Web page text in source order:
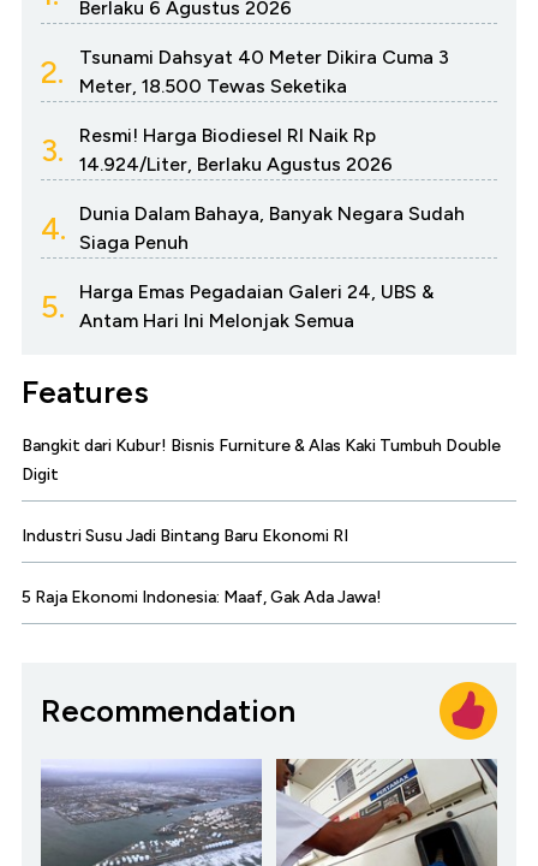
Berlaku 6 Agustus 2026
2.
Tsunami Dahsyat 40 Meter Dikira Cuma 3
Meter, 18.500 Tewas Seketika
3.
Resmi! Harga Biodiesel RI Naik Rp
14.924/Liter, Berlaku Agustus 2026
4.
Dunia Dalam Bahaya, Banyak Negara Sudah
Siaga Penuh
5.
Harga Emas Pegadaian Galeri 24, UBS &
Antam Hari Ini Melonjak Semua
Features
Bangkit dari Kubur! Bisnis Furniture & Alas Kaki Tumbuh Double
Digit
Industri Susu Jadi Bintang Baru Ekonomi RI
5 Raja Ekonomi Indonesia: Maaf, Gak Ada Jawa!
Recommendation